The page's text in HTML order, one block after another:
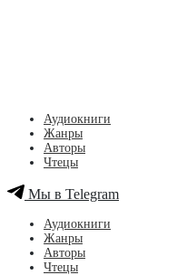
Аудиокниги
Жанры
Авторы
Чтецы
Мы в Telegram
Аудиокниги
Жанры
Авторы
Чтецы